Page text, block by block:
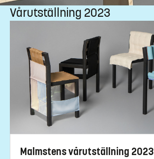
Vårutställning 2023
Malmstens vårutställning 2023